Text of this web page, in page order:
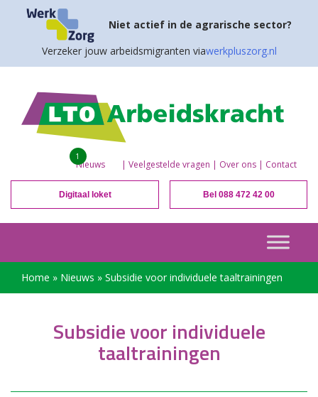
Niet actief in de agrarische sector?
Verzeker jouw arbeidsmigranten viawerkpluszorg.nl
Nieuws
1
| Veelgestelde vragen | Over ons | Contact
Digitaal loket Bel 088 472 42 00
Home » Nieuws » Subsidie voor individuele taaltrainingen
Subsidie voor individuele
taaltrainingen